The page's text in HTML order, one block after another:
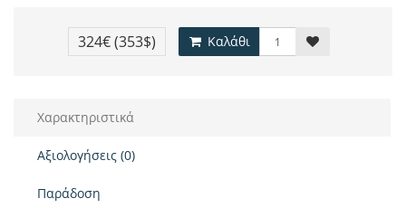
324€(353$) Καλάθι
Χαρακτηριστικά
Αξιολογήσεις (0)
Παράδοση